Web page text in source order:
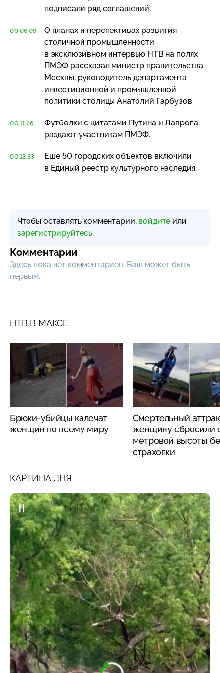
подписали ряд соглашений.
00:06:09
О планах и перспективах развития
столичной промышленности
в эксклюзивном интервью НТВ на полях
ПМЭФ рассказал министр правительства
Москвы, руководитель департамента
инвестиционной и промышленной
политики столицы Анатолий Гарбузов.
00:11:26
Футболки с цитатами Путина и Лаврова
раздают участникам ПМЭФ.
00:12:33
Еще 50 городских объектов включили
в Единый реестр культурного наследия.
Чтобы оставлять комментарии, войдите или
зарегистрируйтесь.
Комментарии
Здесь пока нет комментариев, Ваш может быть
первым.
НТВ В МАКСЕ
Брюки-убийцы калечат
женщин по всему миру
Смертельный
женщину сбросили
метровой высоты
страховки
КАРТИНА ДНЯ